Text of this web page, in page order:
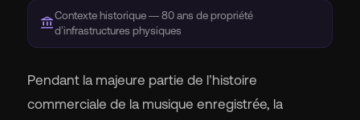
account_balanceContexte historique — 80 ans de propriété
d’infrastructures physiques
Pendant la majeure partie de l’histoire
commerciale de la musique enregistrée, la